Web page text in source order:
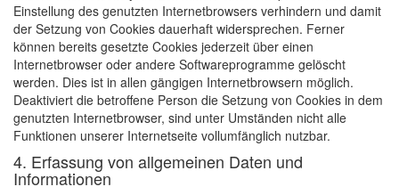
Einstellung des genutzten Internetbrowsers verhindern und damit
der Setzung von Cookies dauerhaft widersprechen. Ferner
können bereits gesetzte Cookies jederzeit über einen
Internetbrowser oder andere Softwareprogramme gelöscht
werden. Dies ist in allen gängigen Internetbrowsern möglich.
Deaktiviert die betroffene Person die Setzung von Cookies in dem
genutzten Internetbrowser, sind unter Umständen nicht alle
Funktionen unserer Internetseite vollumfänglich nutzbar.
4. Erfassung von allgemeinen Daten und
Informationen